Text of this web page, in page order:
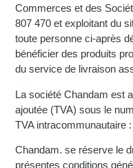
Commerces et des
807 470 et exploitant du
toute personne ci-après
bénéficier des produits
du service de livraison
La société Chandam est
ajoutée (TVA) sous le
TVA intracommunautaire
Chandam. se réserve le
présentes conditions